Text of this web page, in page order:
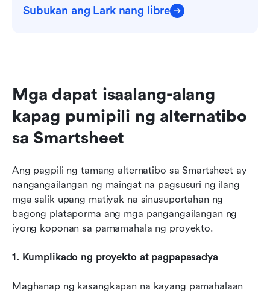
Subukan ang Lark nang libre
Mga dapat isaalang-alang
kapag pumipili ng alternatibo
sa Smartsheet
Ang pagpili ng tamang alternatibo sa Smartsheet ay
nangangailangan ng maingat na pagsusuri ng ilang
mga salik upang matiyak na sinusuportahan ng
bagong plataporma ang mga pangangailangan ng
iyong koponan sa pamamahala ng proyekto.
1. Kumplikado ng proyekto at pagpapasadya
Maghanap ng kasangkapan na kayang pamahalaan